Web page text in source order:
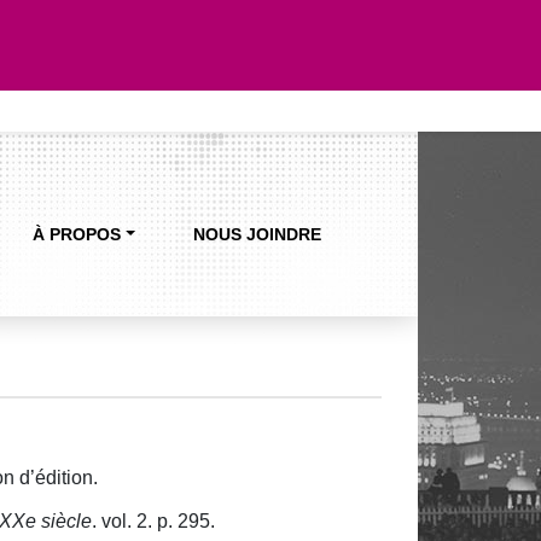
À PROPOS NOUS JOINDRE
d’édition.
siècle. vol. 2. p. 295.